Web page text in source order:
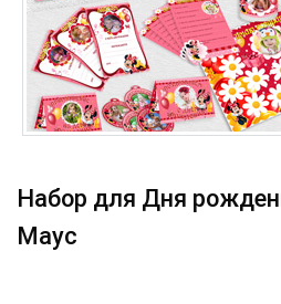
Набор для Дня
Маус